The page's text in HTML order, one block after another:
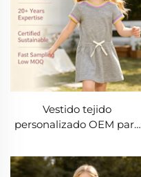
Vestido tejido
personalizado OEM para
ribete arcoíris | Vestidos
informales de algodón